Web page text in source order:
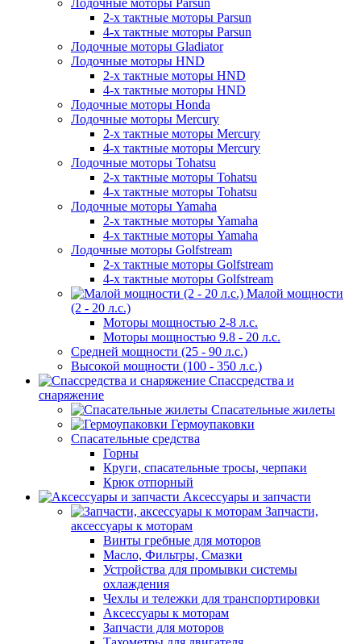
Лодочные моторы Parsun
2-х тактные моторы Parsun
4-х тактные моторы Parsun
Лодочные моторы Gladiator
Лодочные моторы HND
2-х тактные моторы HND
4-х тактные моторы HND
Лодочные моторы Honda
Лодочные моторы Mercury
2-х тактные моторы Mercury
4-х тактные моторы Mercury
Лодочные моторы Tohatsu
2-х тактные моторы Tohatsu
4-х тактные моторы Tohatsu
Лодочные моторы Yamaha
2-х тактные моторы Yamaha
4-х тактные моторы Yamaha
Лодочные моторы Golfstream
2-х тактные моторы Golfstream
4-х тактные моторы Golfstream
Малой мощности
(2 - 20 л.с.)
Моторы мощностью 2-8 л.с.
Моторы мощностью 9.8 - 20 л.с.
Средней мощности (25 - 90 л.с.)
Высокой мощности (100 - 350 л.с.)
Спассредства и
снаряжение
Спасательные жилеты
Гермоупаковки
Спасательные средства
Горны
Круги, спасательные тросы, черпаки
Крюк отпорный
Аксессуары и запчасти
Запчасти,
аксессуары к моторам
Винты гребные для моторов
Масло, Фильтры, Смазки
Устройства для промывки системы
охлаждения
Чехлы и тележки для транспортировки
Аксессуары к моторам
Запчасти для моторов